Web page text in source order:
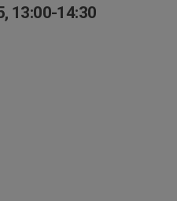
13:00-14:30